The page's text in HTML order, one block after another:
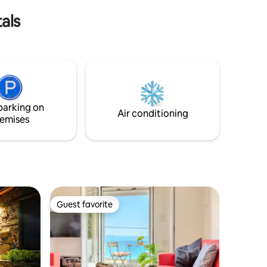
on
Air conditioning
Guest favorite
Guest favorite